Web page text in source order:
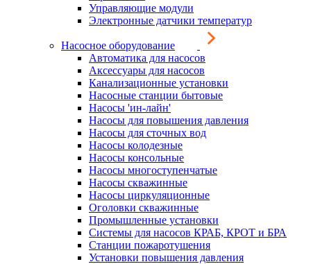
Управляющие модули
Электронные датчики температур
Насосное оборудование
Автоматика для насосов
Аксессуары для насосов
Канализационные установки
Насосные станции бытовые
Насосы 'ин-лайн'
Насосы для повышения давления
Насосы для сточных вод
Насосы колодезные
Насосы консольные
Насосы многоступенчатые
Насосы скважинные
Насосы циркуляционные
Оголовки скважинные
Промышленные установки
Системы для насосов КРАБ, КРОТ и БРА
Станции пожаротушения
Установки повышения давления